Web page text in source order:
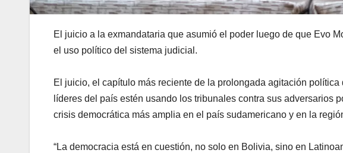
El juicio a la exmandataria que asumió el poder luego de que Evo
el uso político del sistema judicial.
El juicio, el capítulo más reciente de la prolongada agitación
líderes del país estén usando los tribunales contra sus adversarios
crisis democrática más amplia en el país sudamericano y en la
“La democracia está en cuestión, no solo en Bolivia, sino en